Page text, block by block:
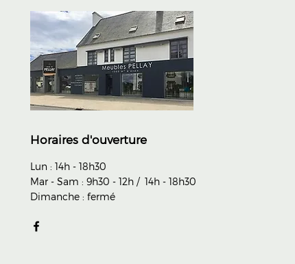
Horaires d'ouverture
Lun : 14h - 18h30
Mar - Sam : 9h30 - 12h / 14h - 18h30
Dimanche : fermé